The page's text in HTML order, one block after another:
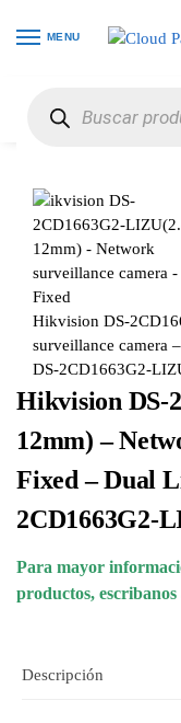
MENU
Hikvision DS-
surveillance camera
DS-2CD1663G2-
Hikvision DS-
12mm) –
Fixed – Dual
2CD1663G2-
Para mayor
productos, escribanos
Descripción